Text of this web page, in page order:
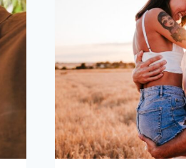
SE
SIENTE
ATRAÍDO
POR
UNA
MUJER
LEO